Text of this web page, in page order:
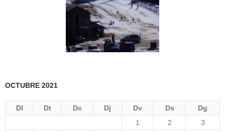
OCTUBRE 2021
Dl Dt Dc Dj Dv Ds
Dg
1
2
3